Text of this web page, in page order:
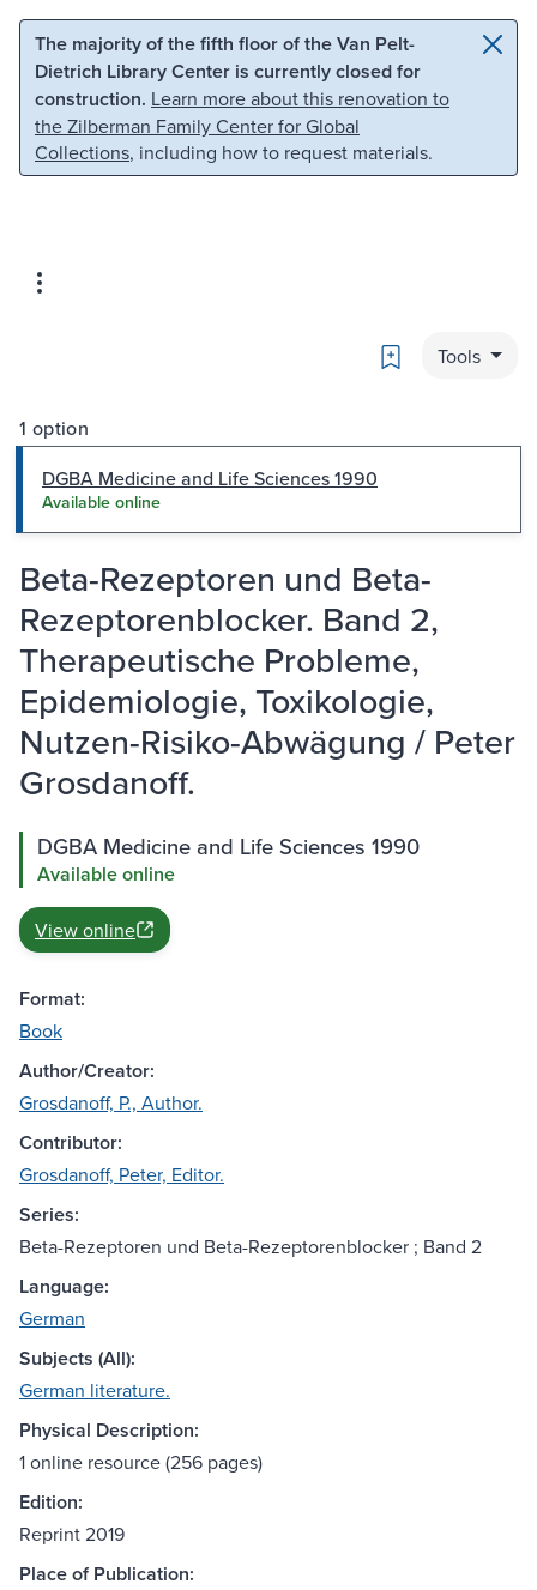
Skip to main content Skip to search
The majority of the fifth floor of the Van Pelt-
Dietrich Library Center is currently closed for
construction. Learn more about this renovation to
the Zilberman Family Center for Global
Collections, including how to request materials.
Bookmark
Tools
1 option
DGBA Medicine and Life Sciences 1990
Available online
Beta-Rezeptoren und Beta-
Rezeptorenblocker. Band 2,
Therapeutische Probleme,
Epidemiologie, Toxikologie,
Nutzen-Risiko-Abwägung / Peter
Grosdanoff.
DGBA Medicine and Life Sciences 1990
Available online
View online
Format:
Book
Author/Creator:
Grosdanoff, P., Author.
Contributor:
Grosdanoff, Peter, Editor.
Series:
Beta-Rezeptoren und Beta-Rezeptorenblocker ; Band 2
Language:
German
Subjects (All):
German literature.
Physical Description:
1 online resource (256 pages)
Edition:
Reprint 2019
Place of Publication: